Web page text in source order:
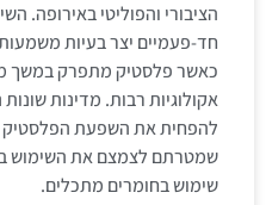
הציבורי והפוליטי באירופה.
חד-פעמיים יצר בעיות
כאשר פלסטיק מתפרק במשך
אקולוגיות רבות. מדינות
להפחית את השפעת הפלסטיק
שמטרתם לצמצם את השימוש
שימוש בחומרים מתכלים.